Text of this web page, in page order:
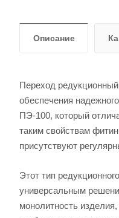
Описание
Переход
обеспечения
ПЭ-100, который
таким свойствам
присутствуют
Этот тип
универсальным
монолитность